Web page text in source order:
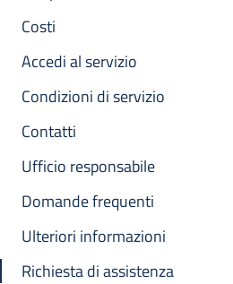
Costi
Accedi al servizio
Condizioni di servizio
Contatti
Ufficio responsabile
Domande frequenti
Ulteriori informazioni
Richiesta di assistenza